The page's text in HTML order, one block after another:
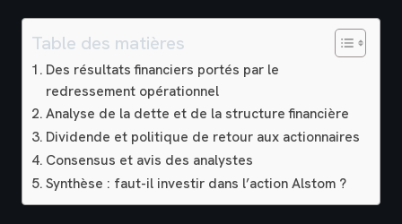
Table des matières
Des résultats financiers portés par le
redressement opérationnel
Analyse de la dette et de la structure financière
Dividende et politique de retour aux actionnaires
Consensus et avis des analystes
Synthèse : faut-il investir dans l’action Alstom ?